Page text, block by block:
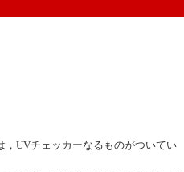
，UVチェッカーなるものがついてい